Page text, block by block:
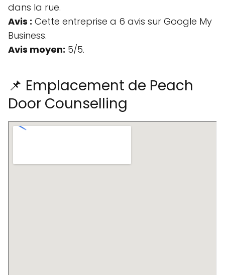
dans la rue.
Avis : Cette entreprise a 6 avis sur Google My
Business.
Avis moyen: 5/5.
📌 Emplacement de Peach
Door Counselling